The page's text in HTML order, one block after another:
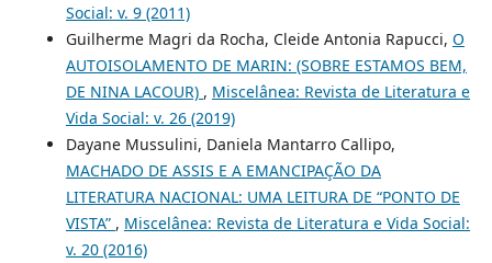
Social: v. 9 (2011)
Guilherme Magri da Rocha, Cleide Antonia Rapucci, O
AUTOISOLAMENTO DE MARIN: (SOBRE ESTAMOS BEM,
DE NINA LACOUR) , Miscelânea: Revista de Literatura e
Vida Social: v. 26 (2019)
Dayane Mussulini, Daniela Mantarro Callipo,
MACHADO DE ASSIS E A EMANCIPAÇÃO DA
LITERATURA NACIONAL: UMA LEITURA DE “PONTO DE
VISTA” , Miscelânea: Revista de Literatura e Vida Social:
v. 20 (2016)